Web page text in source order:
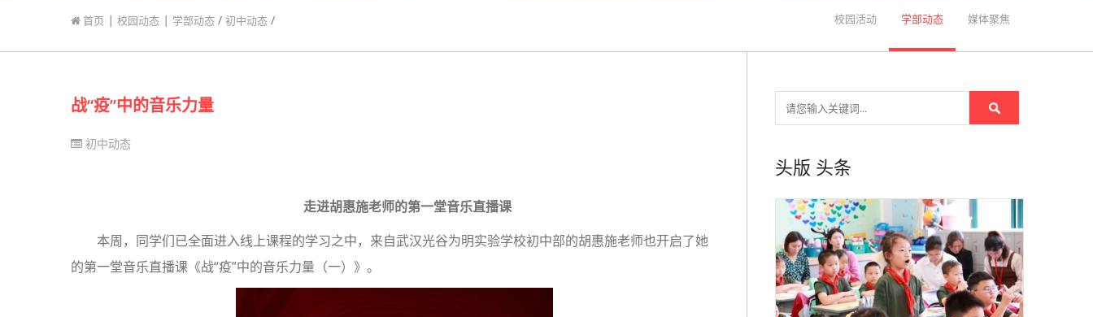
首页 | 校园动态 | 学部动态 / 初中动态 / 校园活动 学部动态 媒体聚焦
战“疫”中的音乐力量
初中动态
走进胡惠施老师的第一堂音乐直播课
本周，同学们已全面进入线上课程的学习之中，来自武汉光谷为明实验学校初中部的胡惠施老师也开启了她
的第一堂音乐直播课《战“疫”中的音乐力量（一）》。
头版 头条